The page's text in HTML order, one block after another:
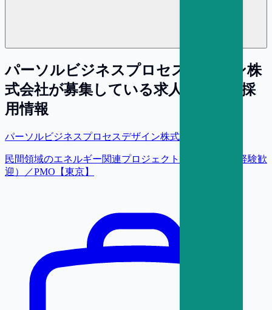
パーソルビジネスプロセスデザイン株
式会社が募集している求人・転職・採
用情報
パーソルビジネスプロセスデザイン株式会社
民間領域のエネルギー関連プロジェクト推進（業界未経験歓
迎）／PMO【東京】